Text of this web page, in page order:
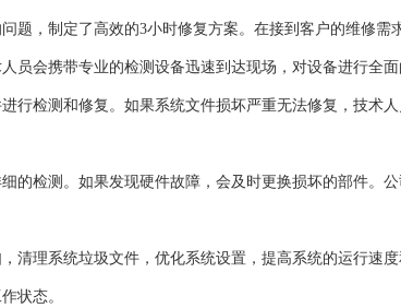
题，制定了高效的3小时修复方案。在接到客户的维修需
员会携带专业的检测设备迅速到达现场，对设备进行全面
行检测和修复。如果系统文件损坏严重无法修复，技术人
的检测。如果发现硬件故障，会及时更换损坏的部件。
清理系统垃圾文件，优化系统设置，提高系统的运行速
状态。